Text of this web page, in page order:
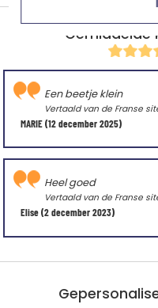
Gemiddelde
MARIE(12 december 2025)
Een beetje klein
Vertaald van de Franse
Elise(2 december 2023)
Heel goed
Vertaald van de Franse